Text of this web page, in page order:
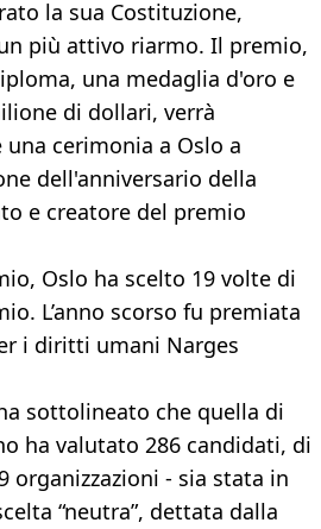
la sua Costituzione,
più attivo riarmo. Il premio,
una medaglia d'oro e
di dollari, verrà
cerimonia a Oslo a
dell'anniversario della
e creatore del premio
Oslo ha scelto 19 volte di
L’anno scorso fu premiata
i diritti umani Narges
sottolineato che quella di
ha valutato 286 candidati, di
organizzazioni - sia stata in
“neutra”, dettata dalla